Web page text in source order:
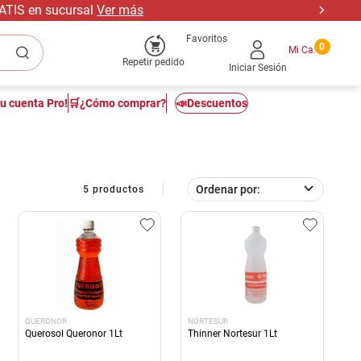
Estamos trabajando
Repetir pedido
Favoritos
Iniciar Sesión
0
cuenta Pro! 🛒¿Cómo comprar? 📣Descuentos
5 productos Ordenar por
QUERONOR
Querosol Queronor 1Lt
NORTESUR
Thinner Nortesur 1Lt